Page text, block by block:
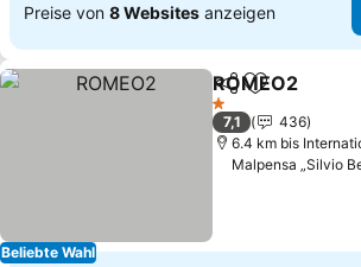
Preise von 8 Websites anzeigen
Beliebte Wahl
TeilenZu
ROMEO2
1 Sterne
7,1
436
6.4 km bis
Malpensa „Silvio